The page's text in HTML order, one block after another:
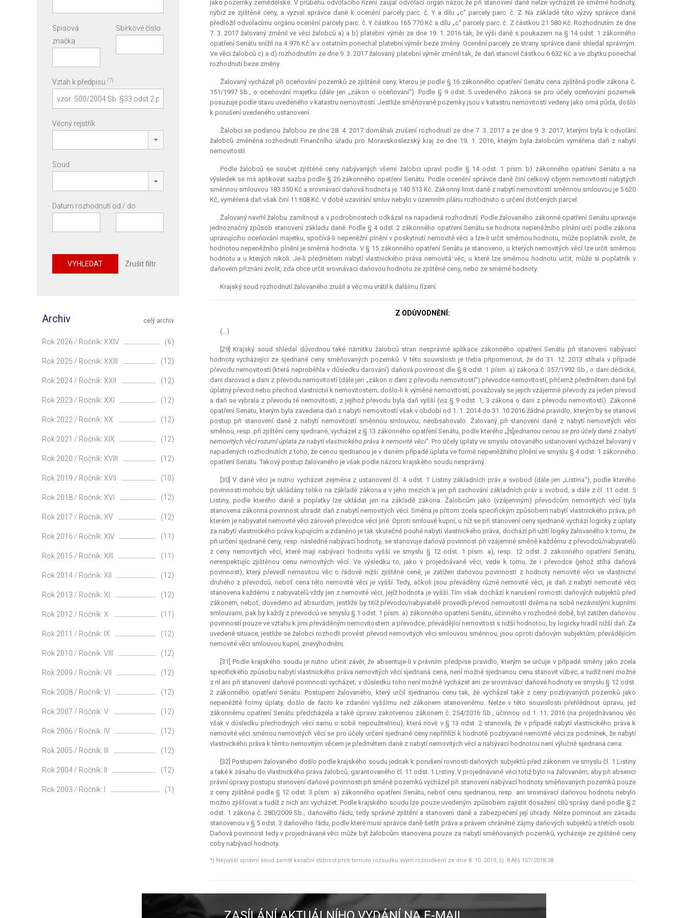
jako pozemky zemědělské. V průběhu odvolacího řízení zaujal odvolací orgán názor, že při stanovení daně nelze vycházet ze směrné hodnoty,
nýbrž ze zjištěné ceny, a vyzval správce daně k ocenění parcely parc. č. Y a dílu „c“ parcely parc. č. Z. Na základě této výzvy správce daně
předložil odvolacímu orgánu ocenění parcely parc. č. Y částkou 165 770 Kč a dílu „c“ parcely parc. č. Z částkou 21 580 Kč. Rozhodnutím ze dne
7. 3. 2017 žalovaný změnil ve věci žalobců a) a b) platební výměr ze dne 19. 1. 2016 tak, že výši daně s poukazem na § 14 odst. 1 zákonného
opatření Senátu snížil na 4 976 Kč a v ostatním ponechal platební výměr beze změny. Ocenění parcely ze strany správce daně shledal správným.
Ve věci žalobců c) a d) rozhodnutím ze dne 9. 3. 2017 žalovaný platební výměr změnil tak, že daň stanovil částkou 6 632 Kč a ve zbytku ponechal
rozhodnutí beze změny.
Žalovaný vycházel při oceňování pozemků ze zjištěné ceny, kterou je podle § 16 zákonného opatření Senátu cena zjištěná podle zákona č.
151/1997 Sb., o oceňování majetku (dále jen „zákon o oceňování“). Podle § 9 odst. 5 uvedeného zákona se pro účely oceňování pozemek
posuzuje podle stavu uvedeného v katastru nemovitostí. Jestliže směňované pozemky jsou v katastru nemovitostí vedeny jako orná půda, došlo
k porušení uvedeného ustanovení.
Žalobci se podanou žalobou ze dne 28. 4. 2017 domáhali zrušení rozhodnutí ze dne 7. 3. 2017 a ze dne 9. 3. 2017, kterými byla k odvolání
žalobců změněna rozhodnutí Finančního úřadu pro Moravskoslezský kraj ze dne 19. 1. 2016, kterým byla žalobcům vyměřena daň z nabytí
nemovitostí.
Podle žalobců se součet zjištěné ceny nabývaných všemi žalobci upraví podle § 14 odst. 1 písm. b) zákonného opatření Senátu a na
výsledek se má aplikovat sazba podle § 26 zákonného opatření Senátu. Podle ocenění správce daně činí celkový objem nemovitostí nabytých
směnnou smlouvou 183 350 Kč a srovnávací daňová hodnota je 140 513 Kč. Zákonný limit daně z nabytí nemovitostí směnnou smlouvou je 5 620
Kč, vyměřená daň však činí 11 608 Kč. V době uzavírání smluv nebylo v územním plánu rozhodnuto o určení dotčených parcel.
Žalovaný navrhl žalobu zamítnout a v podrobnostech odkázal na napadená rozhodnutí. Podle žalovaného zákonné opatření Senátu upravuje
jednoznačný způsob stanovení základu daně. Podle § 4 odst. 2 zákonného opatření Senátu se hodnota nepeněžního plnění určí podle zákona
upravujícího oceňování majetku, spočívá-li nepeněžní plnění v poskytnutí nemovité věci a lze-li určit směrnou hodnotu, může poplatník zvolit, že
hodnotou nepeněžního plnění je směrná hodnota. V § 15 zákonného opatření Senátu je stanoveno, u kterých nemovitých věcí lze určit směrnou
hodnotu a u kterých nikoli. Je-li předmětem nabytí vlastnického práva nemovitá věc, u které lze směrnou hodnotu určit, může si poplatník v
daňovém přiznání zvolit, zda chce určit srovnávací daňovou hodnotu ze zjištěné ceny, nebo ze směrné hodnoty.
Krajský soud rozhodnutí žalovaného zrušil a věc mu vrátil k dalšímu řízení.
Z ODŮVODNĚNÍ:
(…)
[29] Krajský soud shledal důvodnou také námitku žalobců stran nesprávné aplikace zákonného opatření Senátu při stanovení nabývací
hodnoty vycházející ze sjednané ceny směňovaných pozemků. V této souvislosti je třeba připomenout, že do 31. 12. 2013 stíhala v případě
převodu nemovitostí (která neproběhla v důsledku darování) daňová povinnost dle § 8 odst. 1 písm. a) zákona č. 357/1992 Sb., o dani dědické,
dani darovací a dani z převodu nemovitostí (dále jen „zákon o dani z převodu nemovitostí“) převodce nemovitostí, přičemž předmětem daně byl
úplatný převod nebo přechod vlastnictví k nemovitostem; došlo-li k výměně nemovitostí, považovaly se jejich vzájemné převody za jeden převod
a daň se vybrala z převodu té nemovitosti, z jejíhož převodu byla daň vyšší (viz § 9 odst. 1, 3 zákona o dani z převodu nemovitostí). Zákonné
opatření Senátu, kterým byla zavedena daň z nabytí nemovitostí však v období od 1. 1. 2014 do 31. 10 2016 žádné pravidlo, kterým by se stanovil
postup při stanovení daně z nabytí nemovitostí směnnou smlouvou, neobsahovalo. Žalovaný při stanovení daně z nabytí nemovitých věcí
směnou, resp. při zjištění ceny sjednané, vycházel z § 13 zákonného opatření Senátu, podle kterého „[s] jednanou cenou se pro účely daně z nabytí
nemovitých věcí rozumí úplata za nabytí vlastnického práva k nemovité věci“. Pro účely úplaty ve smyslu citovaného ustanovení vycházel žalovaný v
napadených rozhodnutích z toho, že cenou sjednanou je v daném případě úplata ve formě nepeněžitého plnění ve smyslu § 4 odst. 1 zákonného
opatření Senátu. Takový postup žalovaného je však podle názoru krajského soudu nesprávný.
[30] V dané věci je nutno vycházet zejména z ustanovení čl. 4 odst. 1 Listiny základních práv a svobod (dále jen „Listina“), podle kterého
povinnosti mohou být ukládány toliko na základě zákona a v jeho mezích a jen při zachování základních práv a svobod, a dále z čl. 11 odst. 5
Listiny, podle kterého daně a poplatky lze ukládat jen na základě zákona. Žalobcům jako (vzájemným) převodcům nemovitých věcí byla
stanovena zákonná povinnost uhradit daň z nabytí nemovitých věcí. Směna je přitom zcela specifickým způsobem nabytí vlastnického práva, při
kterém je nabyvatel nemovité věci zároveň převodce věci jiné. Oproti smlouvě kupní, u níž se při stanovení ceny sjednané vychází logicky z úplaty
za nabytí vlastnického práva kupujícím a zdaněno je tak skutečně pouhé nabytí vlastnického práva, dochází při užití logiky žalovaného k tomu, že
při určení sjednané ceny, resp. následně nabývací hodnoty, se stanovuje daňová povinnost při vzájemné směně každému z převodců/nabyvatelů
z ceny nemovitých věcí, které mají nabývací hodnotu vyšší ve smyslu § 12 odst. 1 písm. a), resp. 12 odst. 2 zákonného opatření Senátu,
nerespektujíc zjištěnou cenu nemovitých věcí. Ve výsledku to, jako v projednávané věci, vede k tomu, že i převodce (jehož stíhá daňová
povinnost), který převedl nemovitou věc o řádově nižší zjištěné ceně, je zatížen daňovou povinností z hodnoty nemovité věci ve vlastnictví
druhého z převodců, neboť cena této nemovité věci je vyšší. Tedy, ačkoli jsou převáděny různé nemovité věci, je daň z nabytí nemovité věci
stanovena každému z nabyvatelů vždy jen z nemovité věci, jejíž hodnota je vyšší. Tím však dochází k narušení rovnosti daňových subjektů před
zákonem, neboť, dovedeno ad absurdum, jestliže by titíž převodci/nabyvatelé provedli převod nemovitostí dvěma na sobě nezávislými kupními
smlouvami, pak by každý z převodců ve smyslu § 1 odst. 1 písm. a) zákonného opatření Senátu, účinného v rozhodné době, byl zatížen daňovou
povinností pouze ve vztahu k jimi převáděným nemovitostem a převodce, převádějící nemovitost s nižší hodnotou, by logicky hradil nižší daň. Za
uvedené situace, jestliže se žalobci rozhodli provést převod nemovitých věci smlouvou směnnou, jsou oproti daňovým subjektům, převádějícím
nemovité věci smlouvou kupní, znevýhodněni.
[31] Podle krajského soudu je nutno učinit závěr, že absentuje-li v právním předpise pravidlo, kterým se určuje v případě směny jako zcela
specifického způsobu nabytí vlastnického práva nemovitých věcí sjednaná cena, není možné sjednanou cenu stanovit vůbec, a tudíž není možné
z ní ani při stanovení daňové povinnosti vycházet; v důsledku toho není možné vycházet ani ze srovnávací daňové hodnoty ve smyslu § 12 odst.
2 zákonného opatření Senátu. Postupem žalovaného, který určil sjednanou cenu tak, že vycházel také z ceny pozbývaných pozemků jako
nepeněžité formy úplaty, došlode facto ke zdanění vyššímu než zákonem stanovenému. Nelze v této souvislosti přehlédnout úpravu, jež
zákonnému opatření Senátu předcházela a také úpravu zakotvenou zákonem č. 254/2016 Sb., účinnou od 1. 11. 2016 (na projednávanou věc
však v důsledku přechodných věcí samu o sobě nepoužitelnou), která nově v § 13 odst. 2 stanovila, že v případě nabytí vlastnického práva k
nemovité věci směnou nemovitých věcí se pro účely určení sjednané ceny nepřihlíží k hodnotě pozbývané nemovité věci za podmínek, že nabytí
vlastnického práva k těmto nemovitým věcem je předmětem daně z nabytí nemovitých věcí a nabývací hodnotou není výlučně sjednaná cena.
[32] Postupem žalovaného došlo podle krajského soudu jednak k porušení rovnosti daňových subjektů před zákonem ve smyslu čl. 1 Listiny
a také k zásahu do vlastnického práva žalobců, garantovaného čl. 11 odst. 1 Listiny. V projednávané věci totiž bylo na žalovaném, aby při absenci
právní úpravy postupu stanovení daňové povinnosti při směně pozemků vycházel při stanovení nabývací hodnoty směňovaných pozemků pouze
z ceny zjištěné podle § 12 odst. 3 písm. a) zákonného opatření Senátu, neboť cenu sjednanou, resp. ani srovnávací daňovou hodnotu nebylo
možno zjišťovat a tudíž z nich ani vycházet. Podle krajského soudu lze pouze uvedeným způsobem zajistit dosažení cílů správy daně podle § 2
odst. 1 zákona č. 280/2009 Sb., daňového řádu, tedy správné zjištění a stanovení daně a zabezpečení její úhrady. Nelze pominout ani zásadu
stanovenou v § 5 odst. 3 daňového řádu, podle které musí správce daně šetřit práva a právem chráněné zájmy daňových subjektů a třetích osob.
Daňová povinnost tedy v projednávané věci může být žalobcům stanovena pouze za nabytí směňovaných pozemků, vycházeje ze zjištěné ceny
coby nabývací hodnoty.
*) Nejvyšší správní soud zamítl kasační stížnost proti tomuto rozsudku svým rozsudkem ze dne 8. 10. 2019, čj. 8 Afs 157/2018-38.
Spisová
značka
Sbírkové číslo
Vztah k předpisu (?)
Věcný rejstřík
Soud
Datum rozhodnutí od / do
VYHLEDAT Zrušit filtr
celý archiv
Archiv
Rok 2026 / Ročník: XXIV (6)
Rok 2025 / Ročník: XXIII (12)
Rok 2024 / Ročník: XXII (12)
Rok 2023 / Ročník: XXI (12)
Rok 2022 / Ročník: XX (12)
Rok 2021 / Ročník: XIX (12)
Rok 2020 / Ročník: XVIII (12)
Rok 2019 / Ročník: XVII (10)
Rok 2018 / Ročník: XVI (12)
Rok 2017 / Ročník: XV (12)
Rok 2016 / Ročník: XIV (11)
Rok 2015 / Ročník: XIII (11)
Rok 2014 / Ročník: XII (12)
Rok 2013 / Ročník: XI (12)
Rok 2012 / Ročník: X (11)
Rok 2011 / Ročník: IX (12)
Rok 2010 / Ročník: VIII (12)
Rok 2009 / Ročník: VII (12)
Rok 2008 / Ročník: VI (12)
Rok 2007 / Ročník: V (12)
Rok 2006 / Ročník: IV (12)
Rok 2005 / Ročník: III (12)
Rok 2004 / Ročník: II (12)
Rok 2003 / Ročník: I (1)